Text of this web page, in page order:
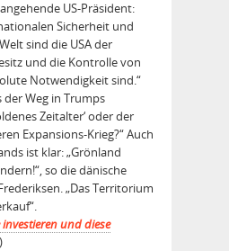
US-Präsident:
Sicherheit und
sind die USA der
und die Kontrolle von
Notwendigkeit sind.“
der Weg in Trumps
Zeitalter‘ oder der
Expansions-Krieg?“ Auch
ist klar: „Grönland
so die dänische
„Das Territorium
und diese